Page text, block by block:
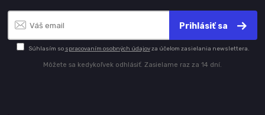
Prihlásiť sa
Súhlasím so spracovaním osobných údajovza účelom zasielania newslettera.
Môžete sa kedykoľvek odhlásiť. Zasielame raz za 14 dní.